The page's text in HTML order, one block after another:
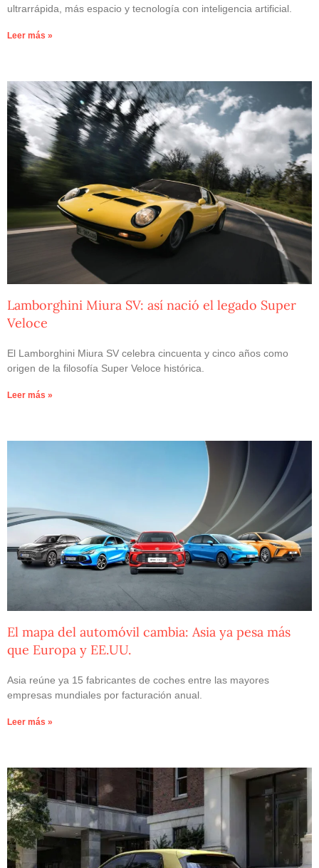
ultrarrápida, más espacio y tecnología con inteligencia artificial.
Leer más »
Lamborghini Miura SV: así nació el legado Super
Veloce
El Lamborghini Miura SV celebra cincuenta y cinco años como
origen de la filosofía Super Veloce histórica.
Leer más »
El mapa del automóvil cambia: Asia ya pesa más
que Europa y EE.UU.
Asia reúne ya 15 fabricantes de coches entre las mayores
empresas mundiales por facturación anual.
Leer más »